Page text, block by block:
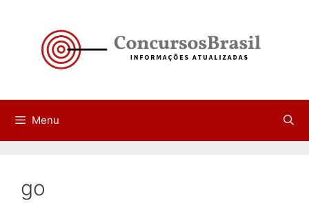
conteúdo
Menu
go